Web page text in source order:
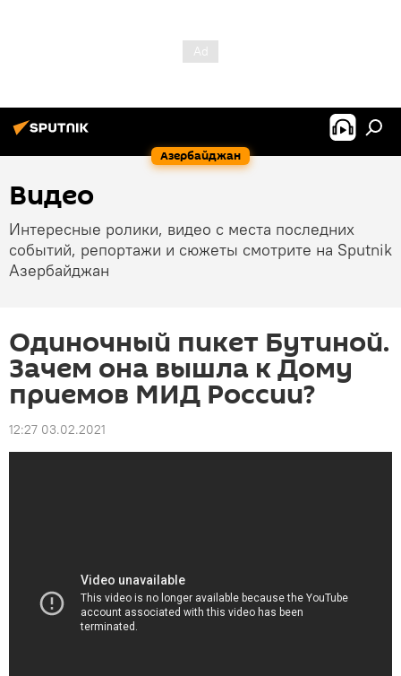
Азербайджан
Видео
Интересные ролики, видео с места последних
событий, репортажи и сюжеты смотрите на Sputnik
Азербайджан
Одиночный пикет Бутиной.
Зачем она вышла к Дому
приемов МИД России?
12:27 03.02.2021